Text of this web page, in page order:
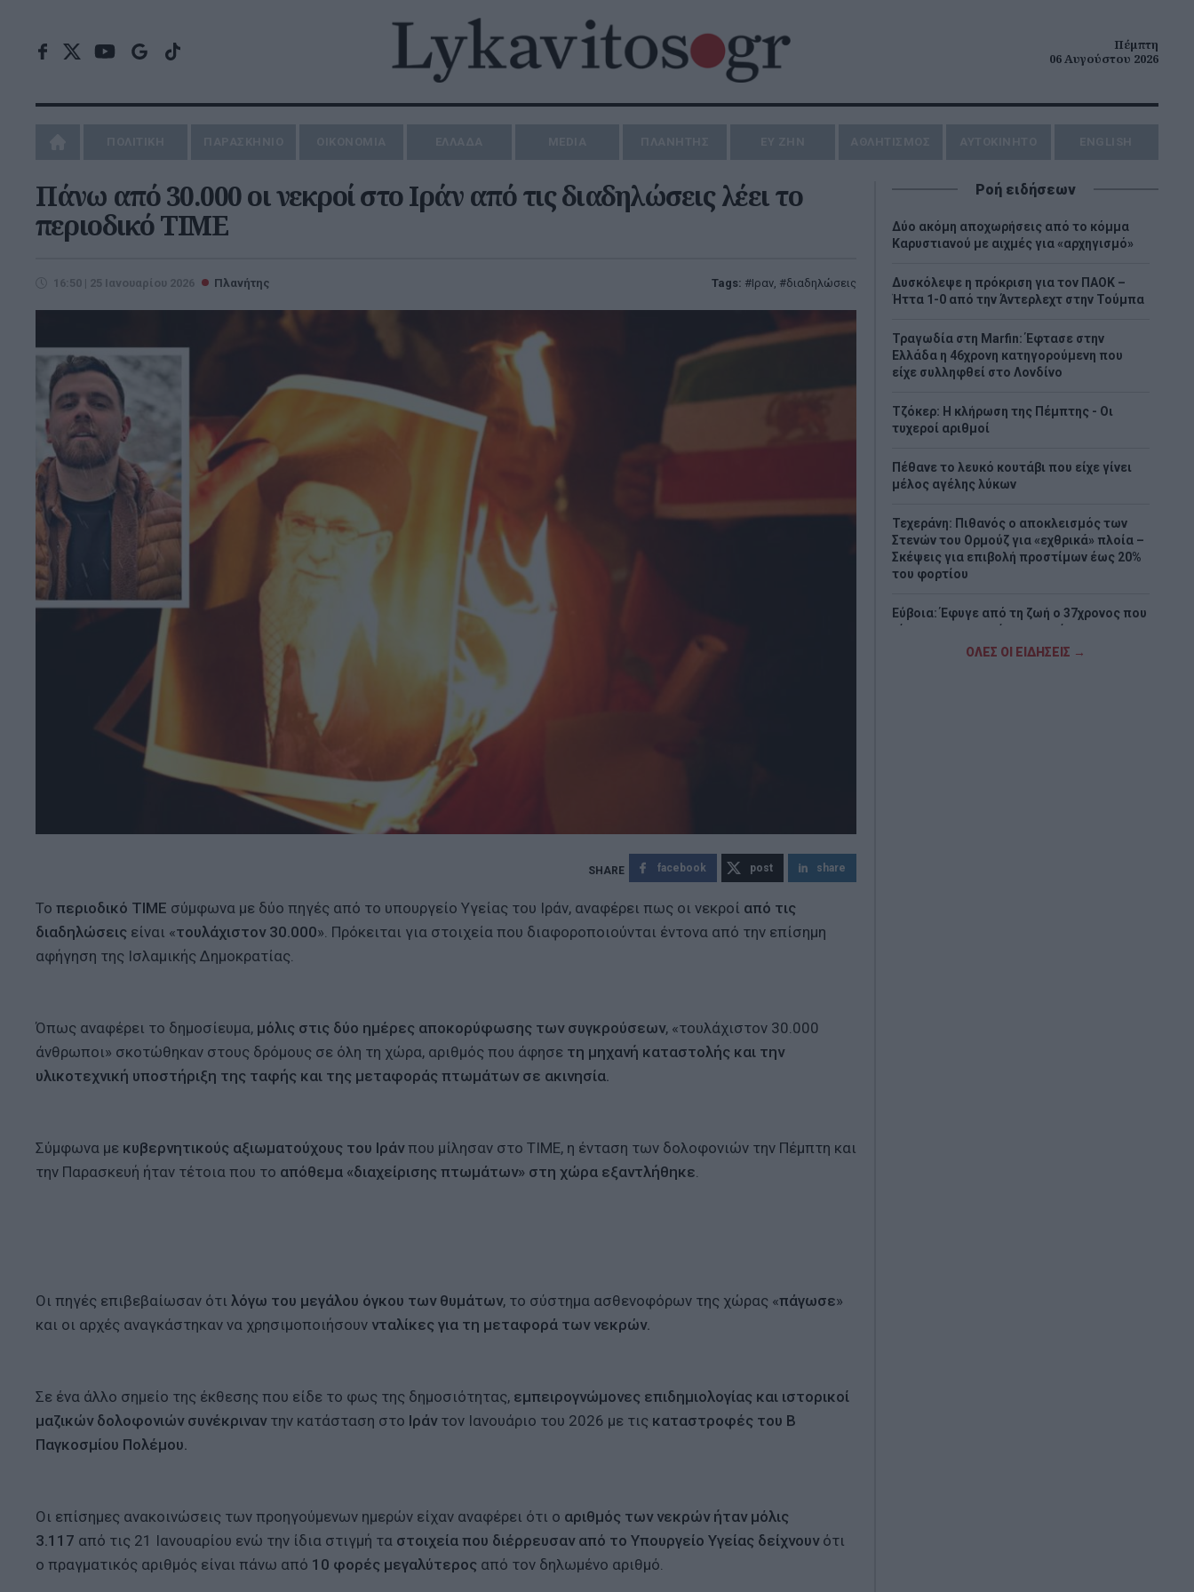
Πέμπτη
06 Αυγούστου 2026
Πάνω από 30.000 οι νεκροί στο Ιράν από τις διαδηλώσεις λέει το
περιοδικό TIME
16:50 | 25 Ιανουαρίου 2026 Πλανήτης Tags: Ιραν, διαδηλώσεις
facebook post share
Το περιοδικό TIME σύμφωνα με δύο πηγές από το υπουργείο Υγείας του Ιράν, αναφέρει πως οι νεκροί από τις
διαδηλώσεις είναι «τουλάχιστον 30.000». Πρόκειται για στοιχεία που διαφοροποιούνται έντονα από την επίσημη
αφήγηση της Ισλαμικής Δημοκρατίας.
Όπως αναφέρει το δημοσίευμα, μόλις στις δύο ημέρες αποκορύφωσης των συγκρούσεων, «τουλάχιστον 30.000
άνθρωποι» σκοτώθηκαν στους δρόμους σε όλη τη χώρα, αριθμός που άφησε τη μηχανή καταστολής και την
υλικοτεχνική υποστήριξη της ταφής και της μεταφοράς πτωμάτων σε ακινησία.
Σύμφωνα με κυβερνητικούς αξιωματούχους του Ιράνπου μίλησαν στο TIME, η ένταση των δολοφονιών την Πέμπτη και
την Παρασκευή ήταν τέτοια που το απόθεμα «διαχείρισης πτωμάτων» στη χώρα εξαντλήθηκε
Οι πηγές επιβεβαίωσαν ότι λόγω του μεγάλου όγκου των θυμάτων, το σύστημα ασθενοφόρων της χώρας «πάγωσε»
και οι αρχές αναγκάστηκαν να χρησιμοποιήσουν νταλίκες για τη μεταφορά των νεκρών.
Σε ένα άλλο σημείο της έκθεσης που είδε το φως της δημοσιότητας, εμπειρογνώμονες επιδημιολογίας και ιστορικοί
μαζικών δολοφονιών συνέκριναντην κατάσταση στο Ιράντον Ιανουάριο του 2026 με τις καταστροφές του Β
Παγκοσμίου Πολέμου.
Οι επίσημες ανακοινώσεις των προηγούμενων ημερών είχαν αναφέρει ότι ο αριθμός των νεκρών ήταν μόλις
3.117 από τις 21 Ιανουαρίου ενώ την ίδια στιγμή τα στοιχεία που διέρρευσαν από το Υπουργείο Υγείας δείχνουνότι
ο πραγματικός αριθμός είναι πάνω από 10 φορές μεγαλύτερος από τον δηλωμένο αριθμό.
Ροή ειδήσεων
Δύο ακόμη αποχωρήσεις από το κόμμα
Καρυστιανού με αιχμές για «αρχηγισμό»
Δυσκόλεψε η πρόκριση για τον ΠΑΟΚ –
Ήττα 1-0 από την Άντερλεχτ στην Τούμπα
Τραγωδία στη Marfin: Έφτασε στην
Ελλάδα η 46χρονη κατηγορούμενη που
είχε συλληφθεί στο Λονδίνο
Τζόκερ: Η κλήρωση της Πέμπτης - Οι
τυχεροί αριθμοί
Πέθανε το λευκό κουτάβι που είχε γίνει
μέλος αγέλης λύκων
Τεχεράνη: Πιθανός ο αποκλεισμός των
Στενών του Ορμούζ για «εχθρικά» πλοία –
Σκέψεις για επιβολή προστίμων έως 20%
του φορτίου
Εύβοια: Έφυγε από τη ζωή ο 37χρονος που
είχε τραυματιστεί σε τροχαίο με
αγριογούρουνοΟΛΕΣ ΟΙ ΕΙΔΗΣΕΙΣ →